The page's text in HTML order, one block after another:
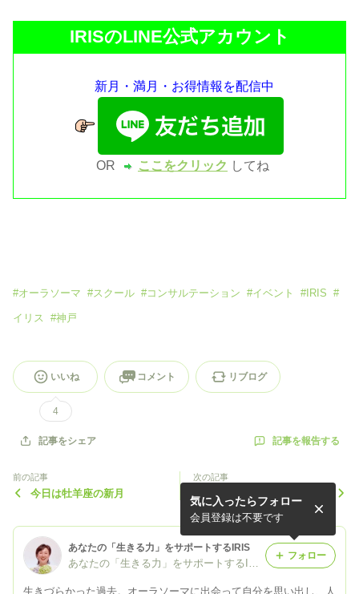
IRISのLINE公式アカウント
新月・満月・お得情報を配信中
OR ここをクリック してね
#オーラソーマ #スクール #コンサルテーション #イベント #IRIS #
イリス #神戸
いいね
4
コメント リブログ
記事をシェア 記事を報告する
前の記事
今日は牡羊座の新月
次の記事
あなたの「生きる力」をサポートするIRIS
生きづらかった過去。オーラソーマに出会って自分を思い出し、人
気に入ったらフォロー
会員登録は不要です
フォロー